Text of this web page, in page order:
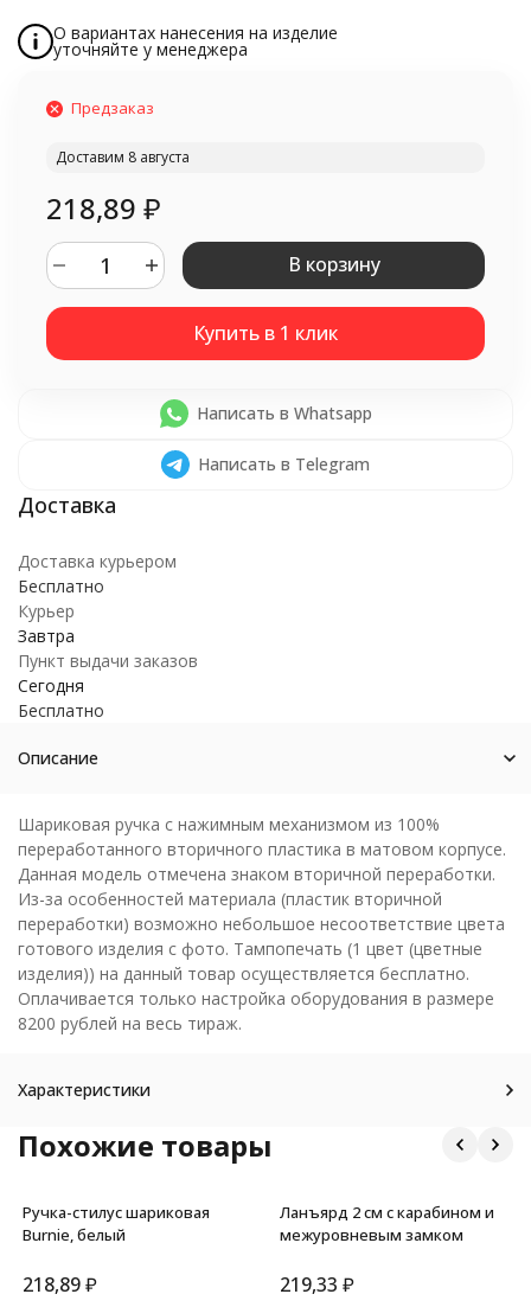
О вариантах нанесения на изделие
уточняйте у менеджера
Предзаказ
Доставим 8 августа
218,89 ₽
В корзину
Написать в Whatsapp
Написать в Telegram
Доставка курьером
Бесплатно
Курьер
Завтра
Пункт выдачи заказов
Сегодня
Бесплатно
Описание
Шариковая ручка с нажимным механизмом из 100%
переработанного вторичного пластика в матовом корпусе.
Данная модель отмечена знаком вторичной переработки.
Из-за особенностей материала (пластик вторичной
переработки) возможно небольшое несоответствие цвета
готового изделия с фото. Тампопечать (1 цвет (цветные
изделия)) на данный товар осуществляется бесплатно.
Оплачивается только настройка оборудования в размере
8200 рублей на весь тираж.
Характеристики
Похожие товары
Ручка-стилус шариковая
Burnie, белый
218,89₽
Ланъярд 2 см с карабином и
межуровневым замком
219,33 ₽